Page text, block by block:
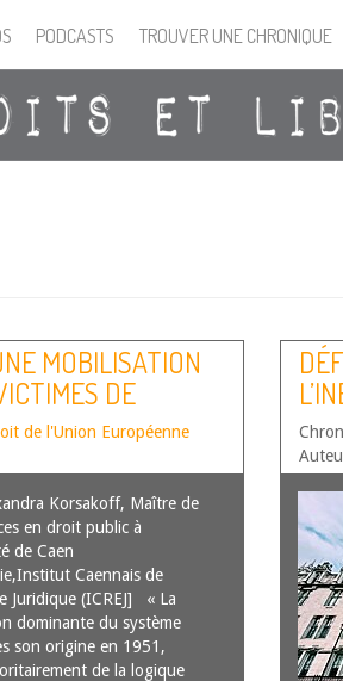
PODCASTS TROUVER UNE CHRONIQUE
MOBILISATION
DE
de l'Union Européenne
Korsakoff, Maître de
en droit public à
de Caen
Caennais de
Juridique (ICREJ] « La
dominante du système
son origine en 1951,
de la logique